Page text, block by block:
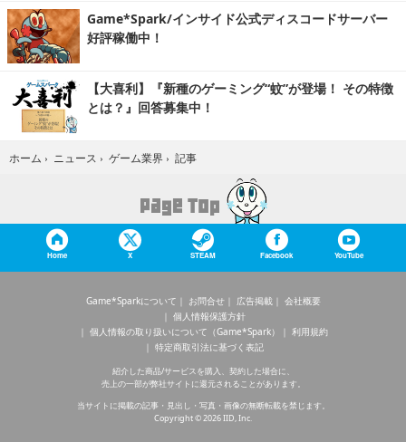
Game*Spark/インサイド公式ディスコードサーバー
好評稼働中！
【大喜利】『新種のゲーミング“蚊”が登場！ その特徴
とは？』回答募集中！
ホーム › ニュース › ゲーム業界 › 記事
Home X STEAM Facebook YouTube
Game*Sparkについて お問合せ 広告掲載
会社概要
個人情報保護方針
個人情報の取り扱いについて（Game*Spark）
利用規約
特定商取引法に基づく表記
紹介した商品/サービスを購入、契約した場合に、
売上の一部が弊社サイトに還元されることがあります。
当サイトに掲載の記事・見出し・写真・画像の無断転載を禁じます。
Copyright © 2026 IID, Inc.